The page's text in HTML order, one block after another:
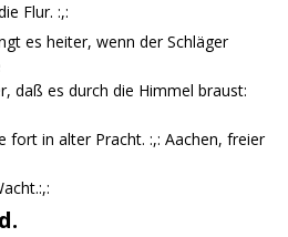
Flur. :,:
es heiter, wenn der Schläger
daß es durch die Himmel braust:
fort in alter Pracht. :,: Aachen, freier